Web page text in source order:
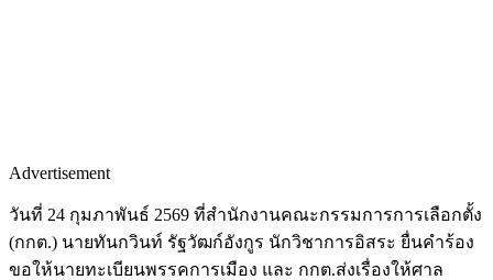
Advertisement
วันที่ 24 กุมภาพันธ์ 2569 ที่สำนักงานคณะกรรมการการเลือกตั้ง
(กกต.) นายทันกวินท์ รัฐวัฒก์อังกูร นักวิชาการอิสระ ยื่นคำร้อง
ขอให้นายทะเบียนพรรคการเมือง และ กกต.ส่งเรื่องให้ศาล